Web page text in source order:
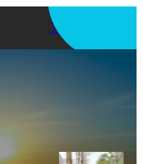
アプリを使う